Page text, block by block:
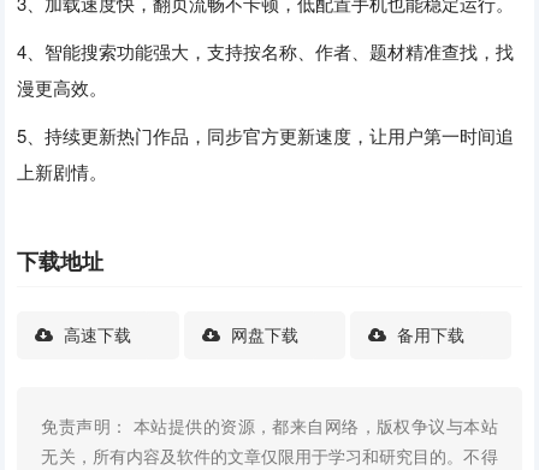
4、智能搜索功能强大，支持按名称、作者、题材精准查找，找
漫更高效。
5、持续更新热门作品，同步官方更新速度，让用户第一时间追
上新剧情。
下载地址
高速下载 网盘下载 备用下载
免责声明： 本站提供的资源，都来自网络，版权争议与本站
无关，所有内容及软件的文章仅限用于学习和研究目的。不得